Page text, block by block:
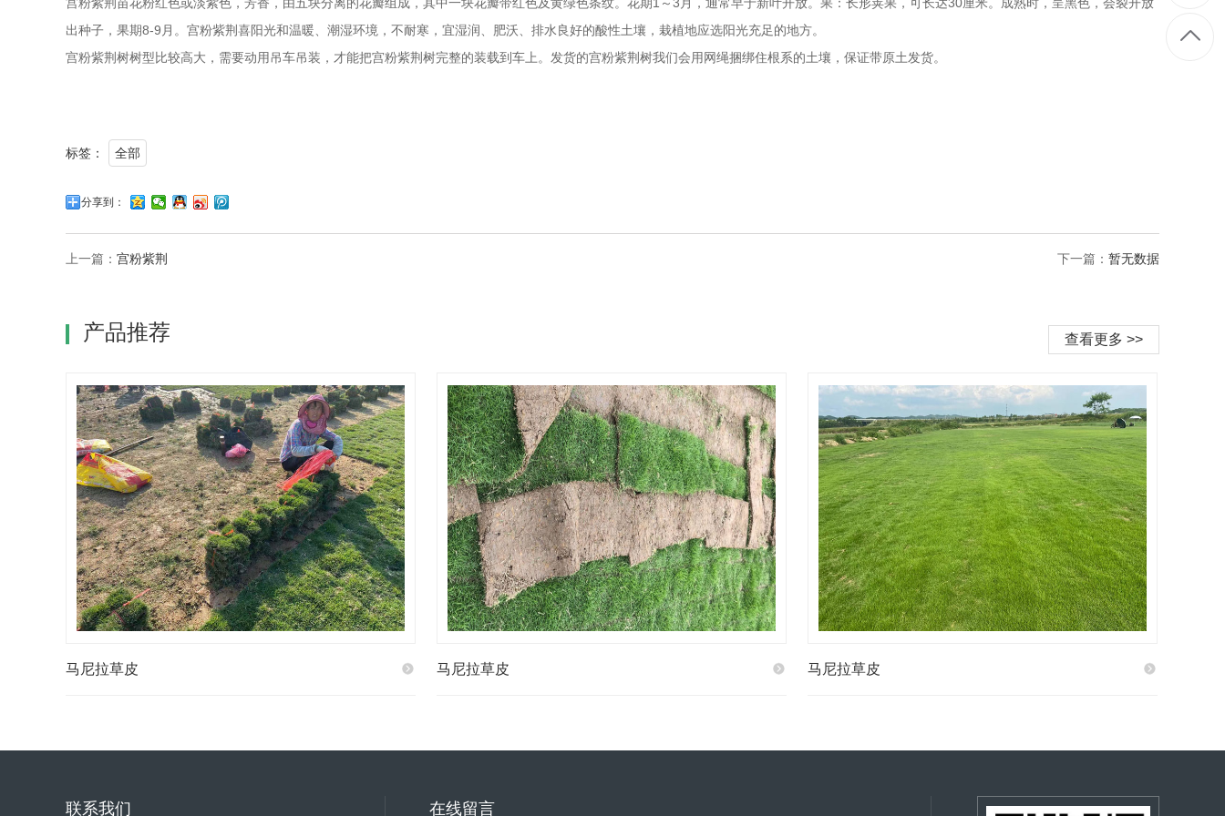
出种子，果期8-9月。宫粉紫荆喜阳光和温暖、潮湿环境，不耐寒，宜湿润、肥沃、排水良好的酸性土壤，栽植地应选阳光充足的地方。
宫粉紫荆树树型比较高大，需要动用吊车吊装，才能把宫粉紫荆树完整的装载到车上。发货的宫粉紫荆树我们会用网绳捆绑住根系的土壤，保证带原土发货。
标签： 全部
分享到：
上一篇： 宫粉紫荆 下一篇： 暂无数据
查看更多 >>
产品推荐
马尼拉草皮 马尼拉草皮 马尼拉草皮
联系我们 在线留言